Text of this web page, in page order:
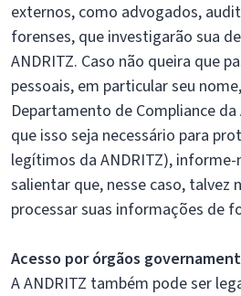
externos, como advogados,
forenses, que investigarão sua
ANDRITZ. Caso não queira que
pessoais, em particular seu
Departamento de Compliance da
que isso seja necessário para
legítimos da ANDRITZ),
salientar que, nesse caso, talvez
processar suas informações de
Acesso por órgãos
A ANDRITZ também pode ser